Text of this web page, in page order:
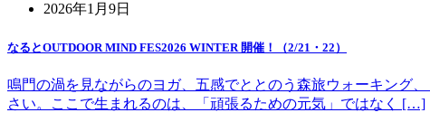
2026年1月9日
なるとOUTDOOR MIND FES2026 WINTER 開催！（2/21・22）
鳴門の渦を見ながらのヨガ、五感でととのう森旅ウォーキング
さい。ここで生まれるのは、「頑張るための元気」ではなく […]